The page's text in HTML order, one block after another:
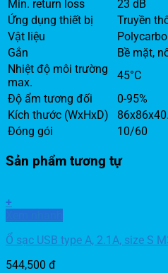
Min. return loss
23 dB
Ứng dụng thiết bị
Truyền
Vật liệu
Gắn
Bề mặt,
Nhiệt độ môi trường
max.
45°C
Độ ẩm tương đối
0-95%
Kích thước (WxHxD)
Đóng gói
10/60
Sản phẩm tương tự
+
Ổ sạc USB type A, 2.1A, size S
544,500 đ